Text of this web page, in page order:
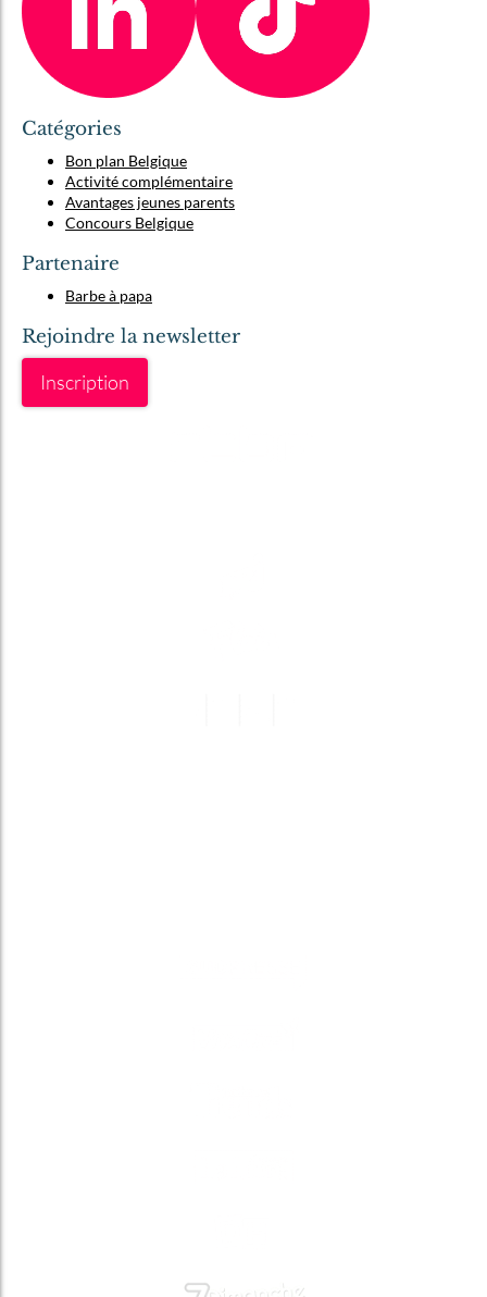
Catégories
Bon plan Belgique
Activité complémentaire
Avantages jeunes parents
Concours Belgique
Partenaire
Barbe à papa
Rejoindre la newsletter
Inscription